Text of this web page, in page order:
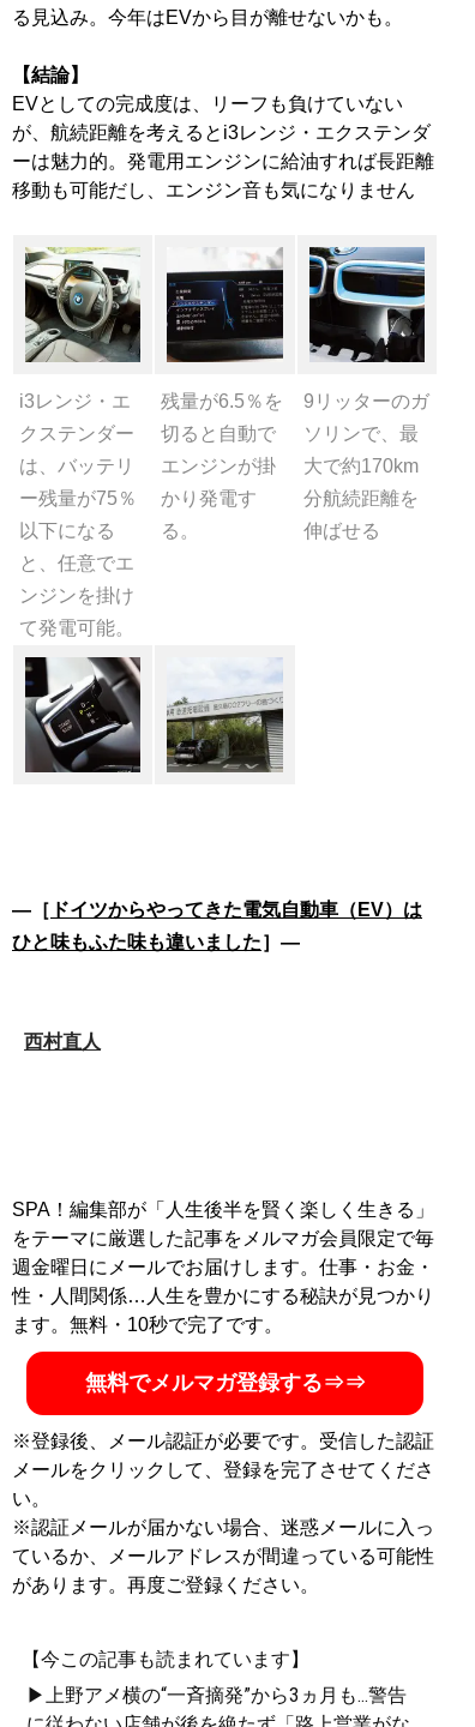
る見込み。今年はEVから目が離せないかも。
【結論】
EVとしての完成度は、リーフも負けていない
が、航続距離を考えるとi3レンジ・エクステンダ
ーは魅力的。発電用エンジンに給油すれば長距離
移動も可能だし、エンジン音も気になりません
i3レンジ・エ
クステンダー
は、バッテリ
ー残量が75％
以下になる
と、任意でエ
ンジンを掛け
て発電可能。
残量が6.5％を
切ると自動で
エンジンが掛
かり発電す
る。
9リッターのガ
ソリンで、最
大で約170km
分航続距離を
伸ばせる
―［ ドイツからやってきた電気自動車（EV）は
ひと味もふた味も違いました］―
西村直人
SPA！編集部が「人生後半を賢く楽しく生きる」
をテーマに厳選した記事をメルマガ会員限定で毎
週金曜日にメールでお届けします。仕事・お金・
性・人間関係…人生を豊かにする秘訣が見つかり
ます。無料・10秒で完了です。
無料でメルマガ登録する⇒⇒
※登録後、メール認証が必要です。受信した認証
メールをクリックして、登録を完了させてくださ
い。
※認証メールが届かない場合、迷惑メールに入っ
ているか、メールアドレスが間違っている可能性
があります。再度ご登録ください。
【今この記事も読まれています】
▶上野アメ横の“一斉摘発”から3ヵ月も...警告